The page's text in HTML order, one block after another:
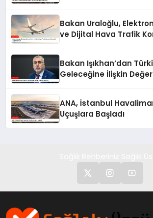
Bakan Uraloğlu,
ve Dijital Hava Trafik
Bakan Işıkhan’dan
Geleceğine İlişkin
ANA, İstanbul
Uçuşlara Başladı